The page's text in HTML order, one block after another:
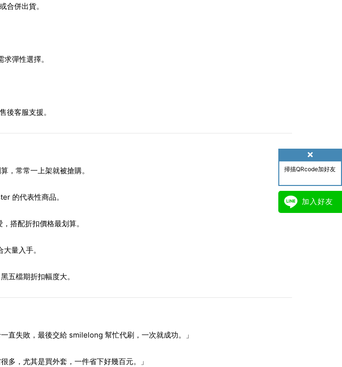
掃描QRcode加好友
加入好友
合併出貨。
彈性選擇。
後客服支援。
，常常一上架就被搶購。
的代表性商品。
搭配折扣價格最划算。
量入手。
五檔期折扣幅度大。
直失敗，最後交給 smilelong 幫忙代刷，一次就成功。」
多，尤其是買外套，一件省下好幾百元。」